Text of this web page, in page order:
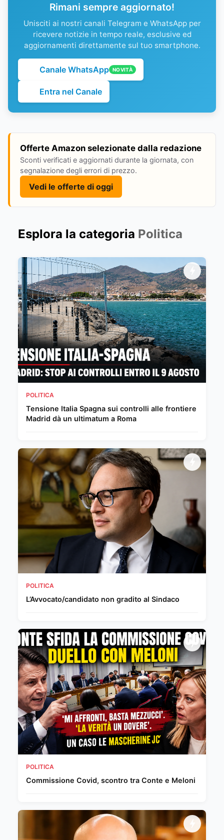
Rimani sempre aggiornato!
Unisciti ai nostri canali Telegram e WhatsApp per
ricevere notizie in tempo reale, esclusive ed
aggiornamenti direttamente sul tuo smartphone.
Canale WhatsApp NOVITÀ
Entra nel Canale
Offerte Amazon selezionate dalla redazione
Sconti verificati e aggiornati durante la giornata, con
segnalazione degli errori di prezzo.
Vedi le offerte di oggi
Esplora la categoria Politica
POLITICA
Tensione Italia Spagna sui controlli alle frontiere
Madrid dà un ultimatum a Roma
POLITICA
L’Avvocato/candidato non gradito al Sindaco
POLITICA
Commissione Covid, scontro tra Conte e Meloni